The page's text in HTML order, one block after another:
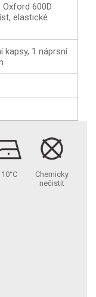
600D
elastické
kapsy, 1 náprsní
Chemicky
nečistit